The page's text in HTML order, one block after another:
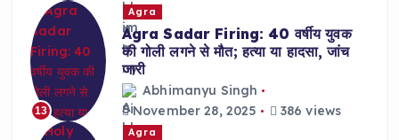
13
Agra
Agra Sadar Firing: 40 वर्षीय युवक
की गोली लगने से मौत; हत्या या हादसा, जांच
जारी
Abhimanyu Singh
November 28, 2025
386 views
Agra